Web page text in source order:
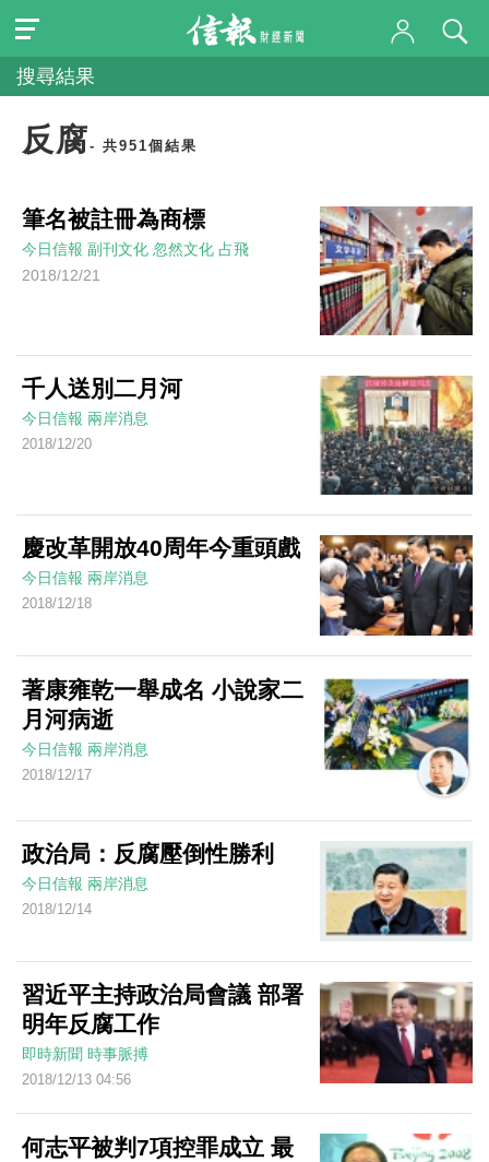
搜尋結果
反腐- 共951個結果
筆名被註冊為商標
今日信報 副刊文化 忽然文化 占飛
2018/12/21
千人送別二月河
今日信報 兩岸消息
2018/12/20
慶改革開放40周年今重頭戲
今日信報 兩岸消息
2018/12/18
著康雍乾一舉成名 小說家二
月河病逝
今日信報 兩岸消息
2018/12/17
政治局：反腐壓倒性勝利
今日信報 兩岸消息
2018/12/14
習近平主持政治局會議 部署
明年反腐工作
即時新聞 時事脈搏
2018/12/13 04:56
何志平被判7項控罪成立 最